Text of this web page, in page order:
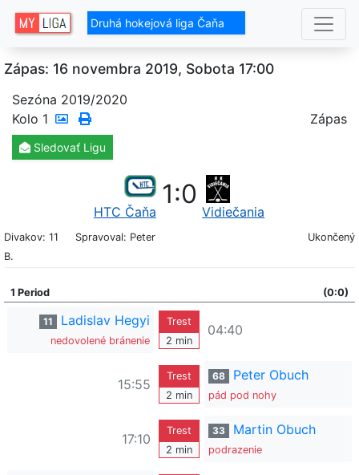
Druhá hokejová liga Čaňa
Zápas: 16 novembra 2019, Sobota 17:00
Sezóna 2019/2020
Kolo 1 Zápas
Sledovať Ligu
HTC Čaňa
1:0
Vidiečania
Divakov: 11
Spravoval: Peter
B.
Ukončený
1 Period (0:0)
11 Ladislav Hegyi
nedovolené bránenie
Trest
2 min
04:40
15:55
Trest
2 min
68 Peter Obuch
pád pod nohy
17:10
Trest
2 min
33 Martin Obuch
podrazenie